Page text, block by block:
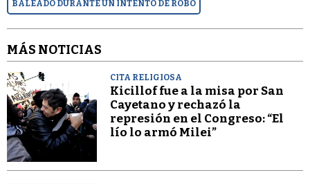
BALEADO DURANTE UN INTENTO DE ROBO
MÁS NOTICIAS
CITA RELIGIOSA
Kicillof fue a la misa por San
Cayetano y rechazó la
represión en el Congreso: “El
lío lo armó Milei”